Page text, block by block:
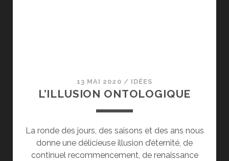
13 MAI 2020 / IDÉES
L’ILLUSION ONTOLOGIQUE
La ronde des jours, des saisons et des ans nous
donne une délicieuse illusion d’éternité, de
continuel recommencement, de renaissance